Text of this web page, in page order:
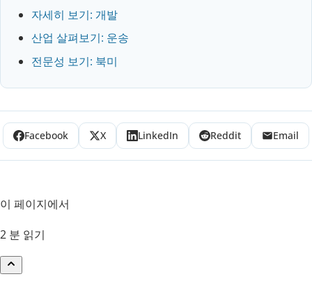
자세히 보기: 개발
산업 살펴보기: 운송
전문성 보기: 북미
Facebook X LinkedIn Reddit Email
이 페이지에서
2 분 읽기